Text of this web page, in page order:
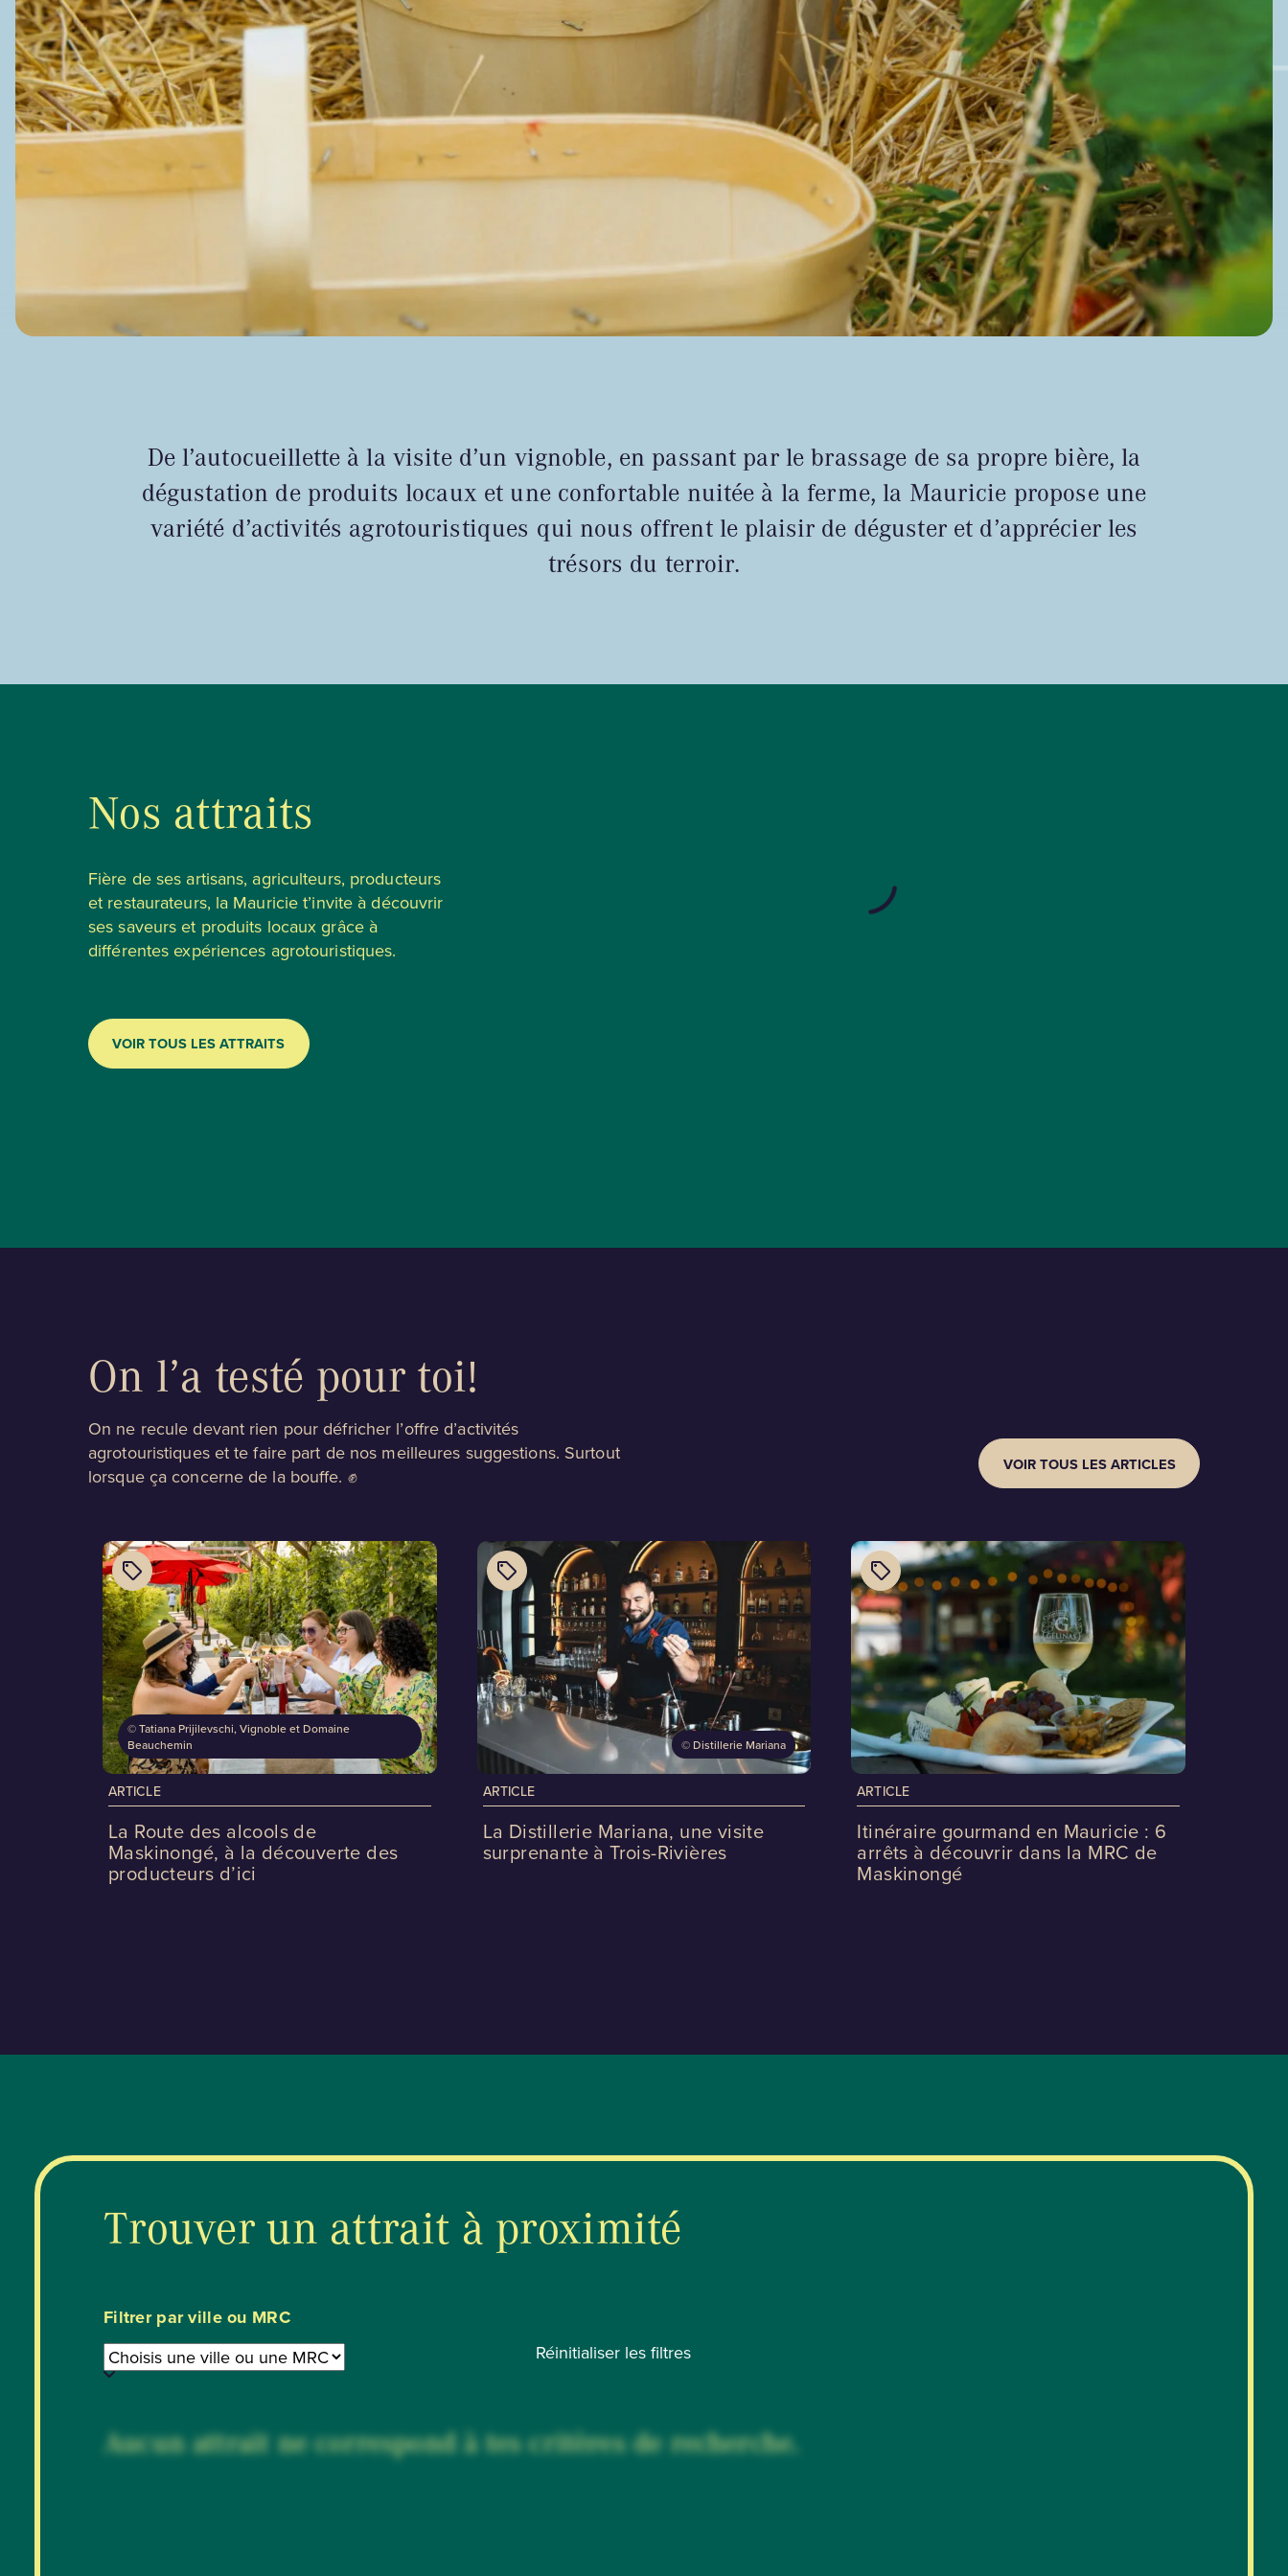
De l’autocueillette à la visite d’un vignoble, en passant par le brassage de sa propre bière, la
dégustation de produits locaux et une confortable nuitée à la ferme, la Mauricie propose une
variété d’activités agrotouristiques qui nous offrent le plaisir de déguster et d’apprécier les
trésors du terroir.
Nos attraits
Fière de ses artisans, agriculteurs, producteurs
et restaurateurs, la Mauricie t’invite à découvrir
ses saveurs et produits locaux grâce à
différentes expériences agrotouristiques.
VOIR TOUS LES ATTRAITS
On l’a testé pour toi!
On ne recule devant rien pour défricher l’offre d’activités
agrotouristiques et te faire part de nos meilleures suggestions. Surtout
lorsque ça concerne de la bouffe. ✊
VOIR TOUS LES ARTICLES
©Tatiana Prijilevschi, Vignoble et Domaine
Beauchemin
ARTICLE
La Route des alcools de
Maskinongé, à la découverte des
producteurs d’ici
© Distillerie Mariana
ARTICLE
La Distillerie Mariana, une visite
surprenante à Trois-Rivières
ARTICLE
Itinéraire gourmand en Mauricie : 6
arrêts à découvrir dans la MRC de
Maskinongé
Trouver un attrait à proximité
Filtrer par ville ou MRC
Réinitialiser les filtres
Aucun attrait ne correspond à tes critères de recherche.